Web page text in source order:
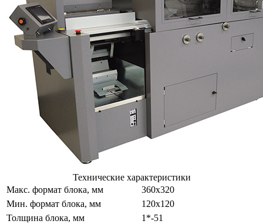
Технические характеристики
Макс. формат блока, мм
360x320
Мин. формат блока, мм
120x120
Толщина блока, мм
1*-51